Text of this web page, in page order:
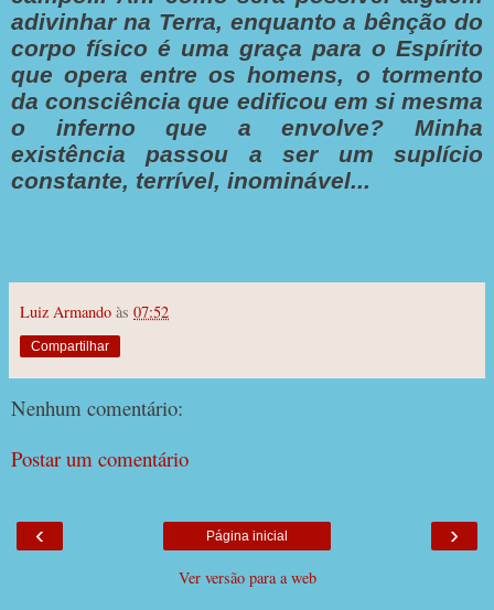
adivinhar na Terra, enquanto a bênção do
corpo físico é uma graça para o Espírito
que opera entre os homens, o tormento
da consciência que edificou em si mesma
o inferno que a envolve?
Minha
existência passou a ser um suplício
constante, terrível, inominável...
Luiz Armando às 07:52
Compartilhar
Nenhum comentário:
Postar um comentário
‹ ›
Página inicial
Ver versão para a web